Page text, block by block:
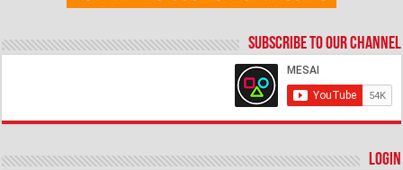
Subscribe to our Channel
Login